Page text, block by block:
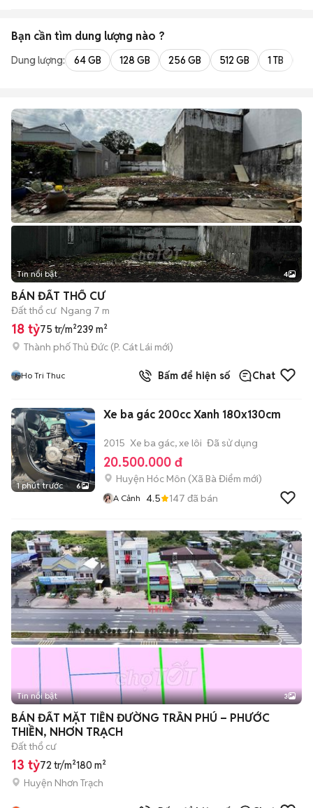
Bạn cần tìm dung lượng nào ?
Dung lượng: 64 GB 128 GB 256 GB 512 GB 1 TB
Tin nổi bật 4
BÁN ĐẤT THỔ CƯ
Đất thổ cư Ngang 7 m
18 tỷ75 tr/m²239 m²
Thành phố Thủ Đức (P. Cát Lái mới)
Ho Tri Thuc Bấm để hiện số Chat
1 phút trước 6
Xe ba gác 200cc Xanh 180x130cm
2015 Xe ba gác, xe lôi Đã sử dụng
20.500.000 đ
Huyện Hóc Môn (Xã Bà Điểm mới)
A Cảnh 4.5 147 đã bán
Tin nổi bật 3
BÁN ĐẤT MẶT TIỀN ĐƯỜNG TRẦN PHÚ – PHƯỚC
THIỀN, NHƠN TRẠCH
Đất thổ cư
13 tỷ72 tr/m²180 m²
Huyện Nhơn Trạch